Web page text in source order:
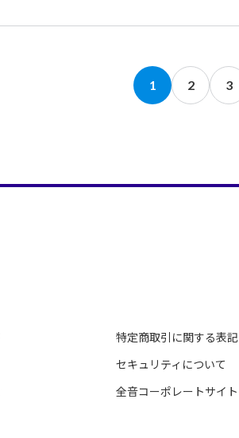
1 2 3
特定商取引に関する表記
セキュリティについて
全音コーポレートサイト